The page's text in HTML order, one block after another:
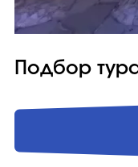
Подбор